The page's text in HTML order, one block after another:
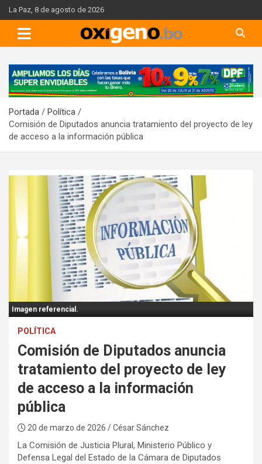
Skip
to
content
La Paz, 8 de agosto de 2026
A
d
e
r
t
s
m
n
t
Portada
Política
Comisión de Diputados anuncia tratamiento del proyecto de ley
de acceso a la información pública
Imagen referencial.
POLÍTICA
Comisión de Diputados anuncia
tratamiento del proyecto de ley
de acceso a la información
pública
20 de marzo de 2026 / César Sánchez
La Comisión de Justicia Plural, Ministerio Público y
Defensa Legal del Estado de la Cámara de Diputados